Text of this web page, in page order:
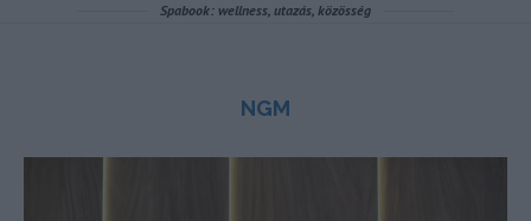
Spabook: wellness, utazás, közösség
NGM